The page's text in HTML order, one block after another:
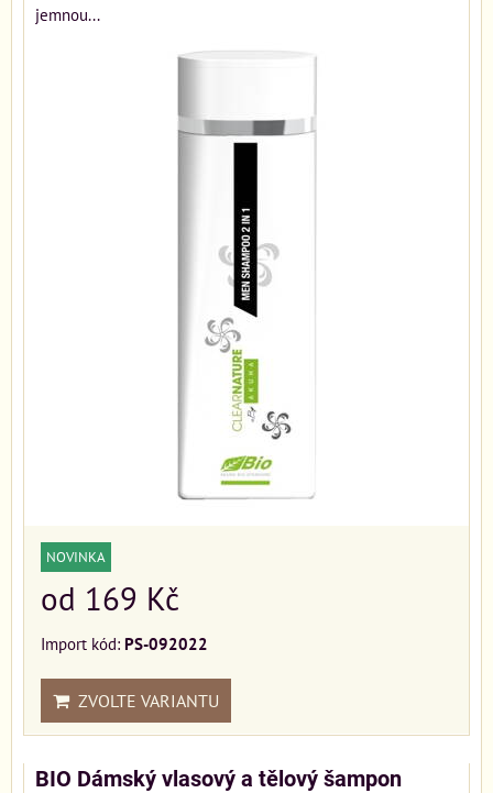
jemnou...
NOVINKA
od 169 Kč
Import kód: PS-092022
ZVOLTE VARIANTU
BIO Dámský vlasový a tělový šampon